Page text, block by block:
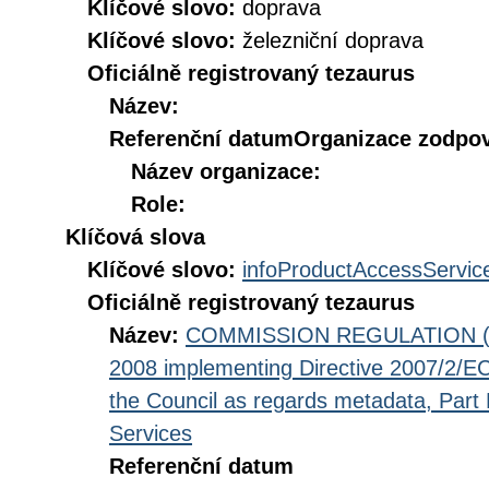
Klíčové slovo: doprava
Klíčové slovo: železniční doprava
Oficiálně registrovaný tezaurus
Název:
Referenční datumOrganizace
Název organizace:
Role:
Klíčová slova
Klíčové slovo:
Oficiálně registrovaný tezaurus
Název: COMMISSION REGULATION
2008 implementing Directive 2007/2/
the Council as regards metadata,
Services
Referenční datum